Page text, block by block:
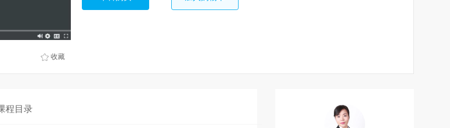
收藏
程目录